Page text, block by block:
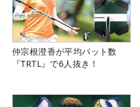
仲宗根澄香が平均パット数
『TRTL』で6人抜き！